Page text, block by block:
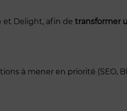
et Delight, afin de transformer
à mener en priorité (SEO,